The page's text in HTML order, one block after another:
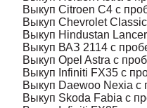
Выкуп Citroen C4 с
Выкуп Chevrolet
Выкуп Hindustan
Выкуп ВАЗ 2114 с
Выкуп Opel Astra с
Выкуп Infiniti FX35 с
Выкуп Daewoo Nexia с
Выкуп Skoda Fabia с